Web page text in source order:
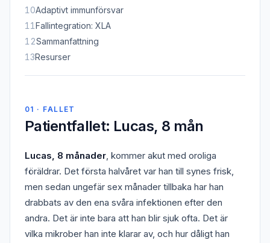
10Adaptivt immunförsvar
11 Fallintegration: XLA
12Sammanfattning
13Resurser
01 · FALLET
Patientfallet: Lucas, 8 mån
Lucas, 8 månader, kommer akut med oroliga
föräldrar. Det första halvåret var han till synes frisk,
men sedan ungefär sex månader tillbaka har han
drabbats av den ena svåra infektionen efter den
andra. Det är inte bara att han blir sjuk ofta. Det är
vilka mikrober han inte klarar av, och hur dåligt han